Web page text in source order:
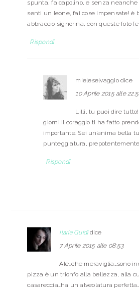
spunta, fa capolino, e senza neanche
senti un leone, fai cose impensate! è
abbraccio signorina, con queste foto
Rispondi
mieleselvaggio dice
10 Aprile 2015 alle
Lilli, tu puoi dire
giorni il coraggio ti ha fatto
importante. Sei un’anima bella
punteggiatura,
Rispondi
Ilaria Guidi dice
7 Aprile 2015 alle 08:53
Ale…che meraviglia…sono
pizza è un trionfo alla bellezza, alla
casareccia…ha un alveolatura